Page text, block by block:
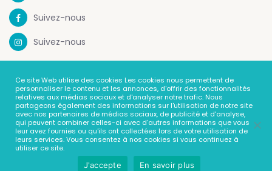
Suivez-nous
Suivez-nous
Mentions Legales
Politique de confidentialité
Contact
© Centre Commercial La Lézarde
Ce site Web utilise des cookies Les cookies nous permettent de
personnaliser le contenu et les annonces, d'offrir des fonctionnalités
relatives aux médias sociaux et d'analyser notre trafic. Nous
partageons également des informations sur l'utilisation de notre site
avec nos partenaires de médias sociaux, de publicité et d'analyse,
qui peuvent combiner celles-ci avec d'autres informations que vous
leur avez fournies ou qu'ils ont collectées lors de votre utilisation de
leurs services. Vous consentez à nos cookies si vous continuez à
utiliser ce site.
J'accepte
En savoir plus